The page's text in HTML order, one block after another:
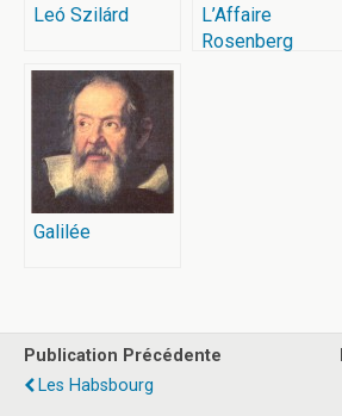
Leó Szilárd
L’Affaire
Rosenberg
Galilée
Publication Précédente
Les Habsbourg